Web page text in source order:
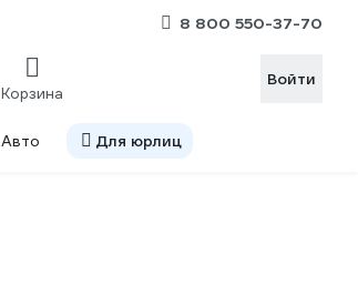
8 800 550-37-70
Корзина
Войти
Авто Для юрлиц